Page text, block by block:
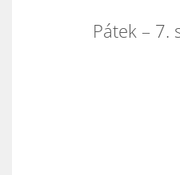
Pátek – 7.